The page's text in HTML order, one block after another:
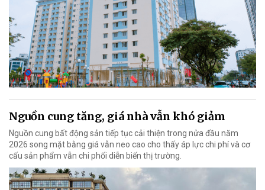
Nguồn cung tăng, giá nhà vẫn khó giảm
Nguồn cung bất động sản tiếp tục cải thiện trong nửa đầu năm
2026 song mặt bằng giá vẫn neo cao cho thấy áp lực chi phí và cơ
cấu sản phẩm vẫn chi phối diễn biến thị trường.